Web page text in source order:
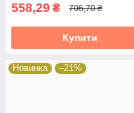
558,29 ₴ 706,70 ₴
Купити
Новинка –21%